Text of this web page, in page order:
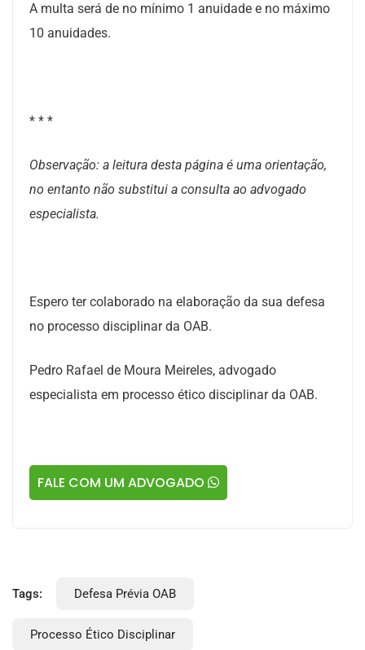
A multa será de no mínimo 1 anuidade e no máximo
10 anuidades.
* * *
Observação: a leitura desta página é uma orientação,
no entanto não substitui a consulta ao advogado
especialista.
Espero ter colaborado na elaboração da sua defesa
no processo disciplinar da OAB.
Pedro Rafael de Moura Meireles, advogado
especialista em processo ético disciplinar da OAB.
FALE COM UM ADVOGADO
Tags: Defesa Prévia OAB
Processo Ético Disciplinar